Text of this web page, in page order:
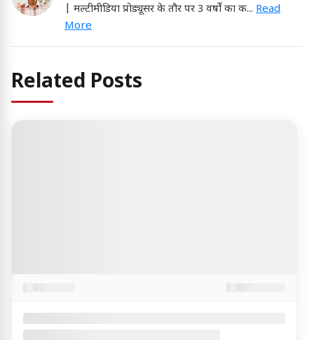
| मल्टीमीडिया प्रोड्यूसर के तौर पर 3 वर्षों का क... Read
More
Related Posts